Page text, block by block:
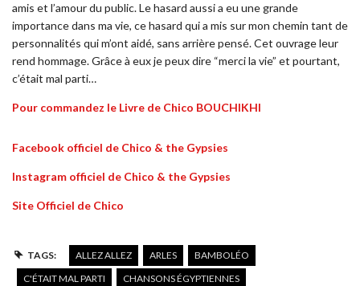
amis et l’amour du public. Le hasard aussi a eu une grande
importance dans ma vie, ce hasard qui a mis sur mon chemin tant de
personnalités qui m’ont aidé, sans arrière pensé. Cet ouvrage leur
rend hommage. Grâce à eux je peux dire “merci la vie” et pourtant,
c’était mal parti…
Pour commandez le Livre de Chico BOUCHIKHI
Facebook officiel de Chico & the Gypsies
Instagram officiel de Chico & the Gypsies
Site Officiel de Chico
TAGS: ALLEZ ALLEZ ARLES
BAMBOLÉO
C'ÉTAIT MAL PARTI
CHANSONS ÉGYPTIENNES